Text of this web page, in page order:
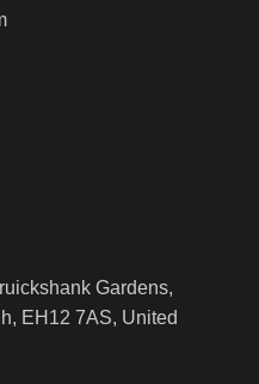
Gardens,
EH12 7AS, United